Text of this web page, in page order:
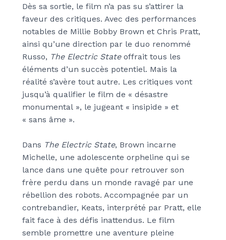
Dès sa sortie, le film n’a pas su s’attirer la
faveur des critiques. Avec des performances
notables de Millie Bobby Brown et Chris Pratt,
ainsi qu’une direction par le duo renommé
Russo, The Electric Stateoffrait tous les
éléments d’un succès potentiel. Mais la
réalité s’avère tout autre. Les critiques vont
jusqu’à qualifier le film de « désastre
monumental », le jugeant « insipide » et
« sans âme ».
Dans The Electric State, Brown incarne
Michelle, une adolescente orpheline qui se
lance dans une quête pour retrouver son
frère perdu dans un monde ravagé par une
rébellion des robots. Accompagnée par un
contrebandier, Keats, interprété par Pratt, elle
fait face à des défis inattendus. Le film
semble promettre une aventure pleine